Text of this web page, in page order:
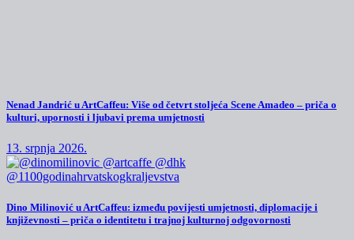
Nenad Jandrić u ArtCaffeu: Više od četvrt stoljeća Scene Amadeo – priča o
kulturi, upornosti i ljubavi prema umjetnosti
13. srpnja 2026.
Dino Milinović u ArtCaffeu: između povijesti umjetnosti, diplomacije i
književnosti – priča o identitetu i trajnoj kulturnoj odgovornosti